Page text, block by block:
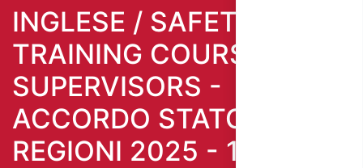
INGLESE / SAFETY
TRAINING COURSE FOR
SUPERVISORS -
ACCORDO STATO
REGIONI 2025 - 12 ORE